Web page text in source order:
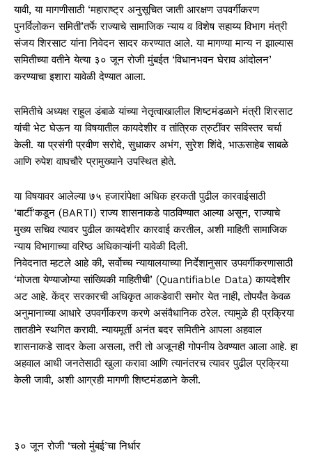
यावी, या मागणीसाठी ‘महाराष्ट्र अनुसूचित जाती आरक्षण उपवर्गीकरण
पुनर्विलोकन समिती’तर्फे राज्याचे सामाजिक न्याय व विशेष सहाय्य विभाग मंत्री
संजय शिरसाट यांना निवेदन सादर करण्यात आले. या मागण्या मान्य न झाल्यास
समितीच्या वतीने येत्या ३० जून रोजी मुंबईत ‘विधानभवन घेराव आंदोलन’
करण्याचा इशारा यावेळी देण्यात आला.
समितीचे अध्यक्ष राहुल डंबाळे यांच्या नेतृत्वाखालील शिष्टमंडळाने मंत्री शिरसाट
यांची भेट घेऊन या विषयातील कायदेशीर व तांत्रिक त्रुटींवर सविस्तर चर्चा
केली. या प्रसंगी प्रवीण सरोदे, सुधाकर अभंग, सुरेश शिंदे, भाऊसाहेब साबळे
आणि रुपेश वाघचौरे प्रामुख्याने उपस्थित होते.
या विषयावर आलेल्या ७५ हजारांपेक्षा अधिक हरकती पुढील कारवाईसाठी
‘बार्टी’कडून (BARTI) राज्य शासनाकडे पाठविण्यात आल्या असून, राज्याचे
मुख्य सचिव त्यावर पुढील कायदेशीर कारवाई करतील, अशी माहिती सामाजिक
न्याय विभागाच्या वरिष्ठ अधिकाऱ्यांनी यावेळी दिली.
निवेदनात म्हटले आहे की, सर्वोच्च न्यायालयाच्या निर्देशानुसार उपवर्गीकरणासाठी
‘मोजता येण्याजोग्या सांख्यिकी माहितीची’ (Quantifiable Data) कायदेशीर
अट आहे. केंद्र सरकारची अधिकृत आकडेवारी समोर येत नाही, तोपर्यंत केवळ
अनुमानाच्या आधारे उपवर्गीकरण करणे असंवैधानिक ठरेल. त्यामुळे ही प्रक्रिया
तातडीने स्थगित करावी. न्यायमूर्ती अनंत बदर समितीने आपला अहवाल
शासनाकडे सादर केला असला, तरी तो अजूनही गोपनीय ठेवण्यात आला आहे. हा
अहवाल आधी जनतेसाठी खुला करावा आणि त्यानंतरच त्यावर पुढील प्रक्रिया
केली जावी, अशी आग्रही मागणी शिष्टमंडळाने केली.
३० जून रोजी ‘चलो मुंबई’चा निर्धार